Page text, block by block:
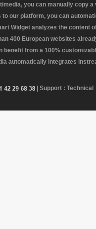
you can manually copy
to our platform, you can
Widget analyzes the content
400 European websites
benefit from a 100%
automatically integrates
| Support : Technical